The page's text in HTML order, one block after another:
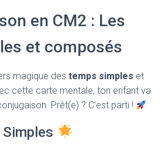
I
en CM2 : Les
et composés
magique des temps simples et
cette carte mentale, ton enfant va
Prêt(e) ? C’est parti !